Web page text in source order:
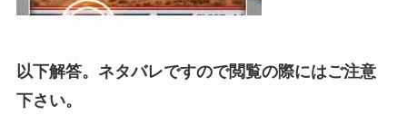
以下解答。ネタバレですので閲覧の際にはご注意
下さい。